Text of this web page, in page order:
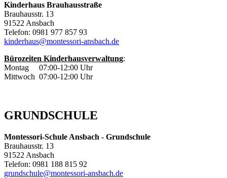
Kinderhaus Brauhausstraße
Brauhausstr. 13
91522 Ansbach
Telefon: 0981 977 857 93
kinderhaus@montessori-ansbach.de
Bürozeiten Kinderhausverwaltung:
Montag 07:00-12:00 Uhr
Mittwoch 07:00-12:00 Uhr
GRUNDSCHULE
Montessori-Schule Ansbach - Grundschule
Brauhausstr. 13
91522 Ansbach
Telefon: 0981 188 815 92
grundschule@montessori-ansbach.de